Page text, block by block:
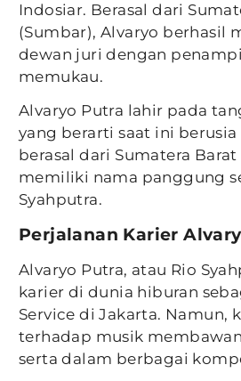
Indosiar. Berasal dari
(Sumbar), Alvaryo berhasil
dewan juri dengan
memukau.
Alvaryo Putra lahir pada
yang berarti saat ini berusia
berasal dari Sumatera
memiliki nama panggung
Syahputra.
Perjalanan Karier
Alvaryo Putra, atau Rio
karier di dunia hiburan
Service di Jakarta. Namun,
terhadap musik
serta dalam berbagai